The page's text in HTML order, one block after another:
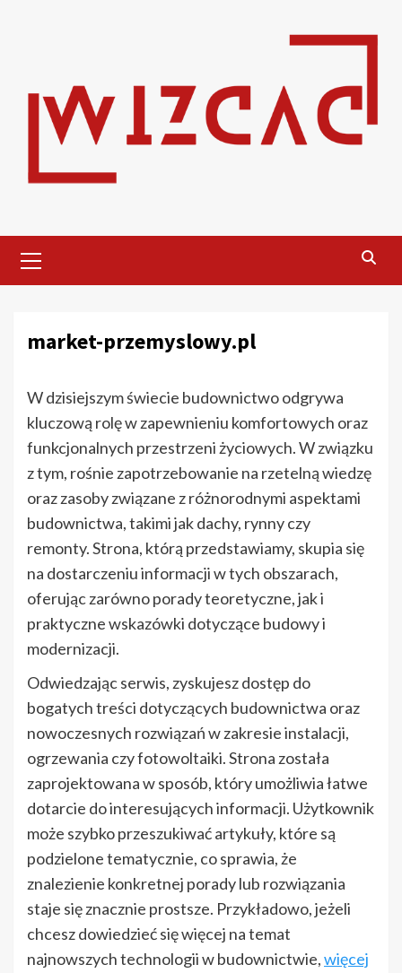
Menu
market-przemyslowy.pl
W dzisiejszym świecie budownictwo odgrywa
kluczową rolę w zapewnieniu komfortowych oraz
funkcjonalnych przestrzeni życiowych. W związku
z tym, rośnie zapotrzebowanie na rzetelną wiedzę
oraz zasoby związane z różnorodnymi aspektami
budownictwa, takimi jak dachy, rynny czy
remonty. Strona, którą przedstawiamy, skupia się
na dostarczeniu informacji w tych obszarach,
oferując zarówno porady teoretyczne, jak i
praktyczne wskazówki dotyczące budowy i
modernizacji.
Odwiedzając serwis, zyskujesz dostęp do
bogatych treści dotyczących budownictwa oraz
nowoczesnych rozwiązań w zakresie instalacji,
ogrzewania czy fotowoltaiki. Strona została
zaprojektowana w sposób, który umożliwia łatwe
dotarcie do interesujących informacji. Użytkownik
może szybko przeszukiwać artykuły, które są
podzielone tematycznie, co sprawia, że
znalezienie konkretnej porady lub rozwiązania
staje się znacznie prostsze. Przykładowo, jeżeli
chcesz dowiedzieć się więcej na temat
najnowszych technologii w budownictwie,więcej